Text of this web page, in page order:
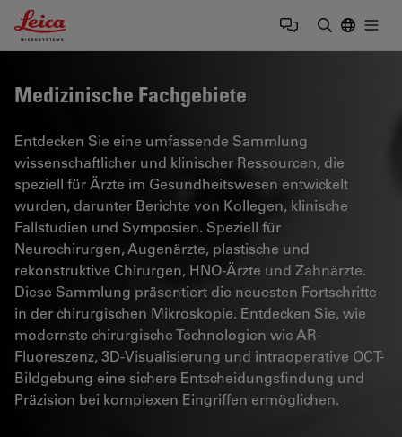
Leica Microsystems Logo
Medizinische Fachgebiete
Entdecken Sie eine umfassende Sammlung
wissenschaftlicher und klinischer Ressourcen, die
speziell für Ärzte im Gesundheitswesen entwickelt
wurden, darunter Berichte von Kollegen, klinische
Fallstudien und Symposien. Speziell für
Neurochirurgen, Augenärzte, plastische und
rekonstruktive Chirurgen, HNO-Ärzte und Zahnärzte.
Diese Sammlung präsentiert die neuesten Fortschritte
in der chirurgischen Mikroskopie. Entdecken Sie, wie
modernste chirurgische Technologien wie AR-
Fluoreszenz, 3D-Visualisierung und intraoperative OCT-
Bildgebung eine sichere Entscheidungsfindung und
Präzision bei komplexen Eingriffen ermöglichen.